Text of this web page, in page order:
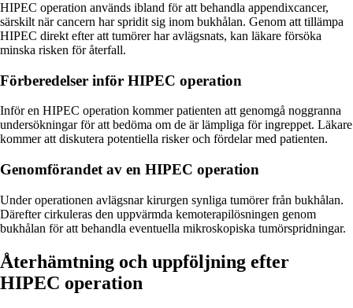
HIPEC operation används ibland för att behandla appendixcancer,
särskilt när cancern har spridit sig inom bukhålan. Genom att tillämpa
HIPEC direkt efter att tumörer har avlägsnats, kan läkare försöka
minska risken för återfall.
Förberedelser inför HIPEC operation
Inför en HIPEC operation kommer patienten att genomgå noggranna
undersökningar för att bedöma om de är lämpliga för ingreppet. Läkare
kommer att diskutera potentiella risker och fördelar med patienten.
Genomförandet av en HIPEC operation
Under operationen avlägsnar kirurgen synliga tumörer från bukhålan.
Därefter cirkuleras den uppvärmda kemoterapilösningen genom
bukhålan för att behandla eventuella mikroskopiska tumörspridningar.
Återhämtning och uppföljning efter
HIPEC operation